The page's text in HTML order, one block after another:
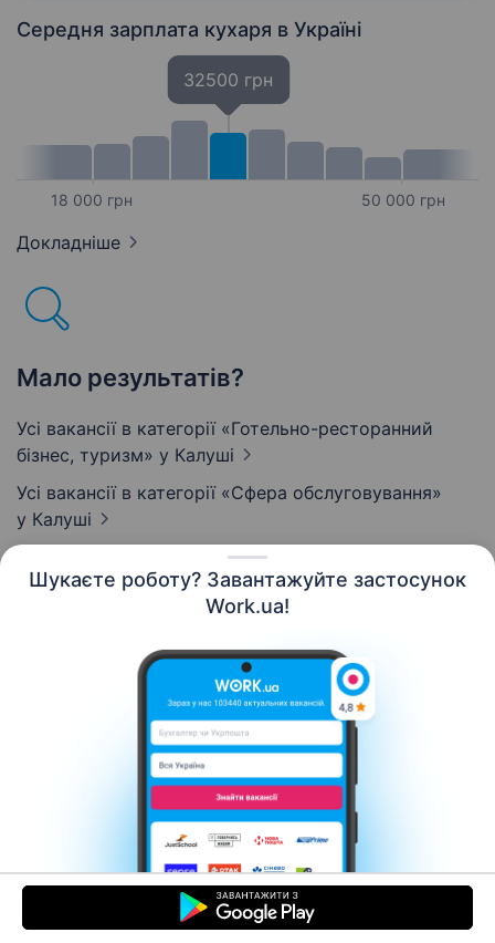
Шукаєте роботу? Завантажуйте застосунок
Work.ua!
Середня зарплата кухаря в Україні
18 000 грн
32500 грн
50 000 грн
Докладніше
Мало результатів?
Усі вакансії в категорії «Готельно-ресторанний
бізнес, туризм» у Калуші
Усі вакансії в категорії «Сфера обслуговування»
у Калуші
Контакти Про нас
Кар’єра
Допомога Умови використання